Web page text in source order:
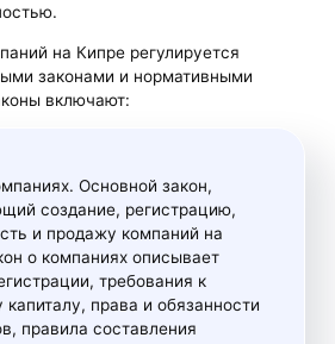
на Кипре регулируется
законами и нормативными
включают:
Основной закон,
создание, регистрацию,
и продажу компаний на
о компаниях описывает
требования к
капиталу, права и обязанности
правила составления